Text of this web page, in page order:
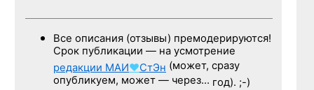
Все описания (отзывы) премодерируются!
Срок публикации — на усмотрение
редакции МАИ♥СтЭн (может, сразу
опубликуем, может — через… год). ;-)